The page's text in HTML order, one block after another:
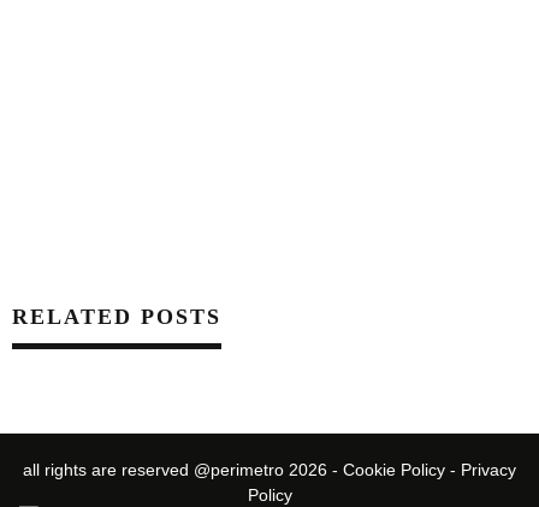
RELATED POSTS
all rights are reserved @perimetro 2026 - Cookie Policy - Privacy
Policy